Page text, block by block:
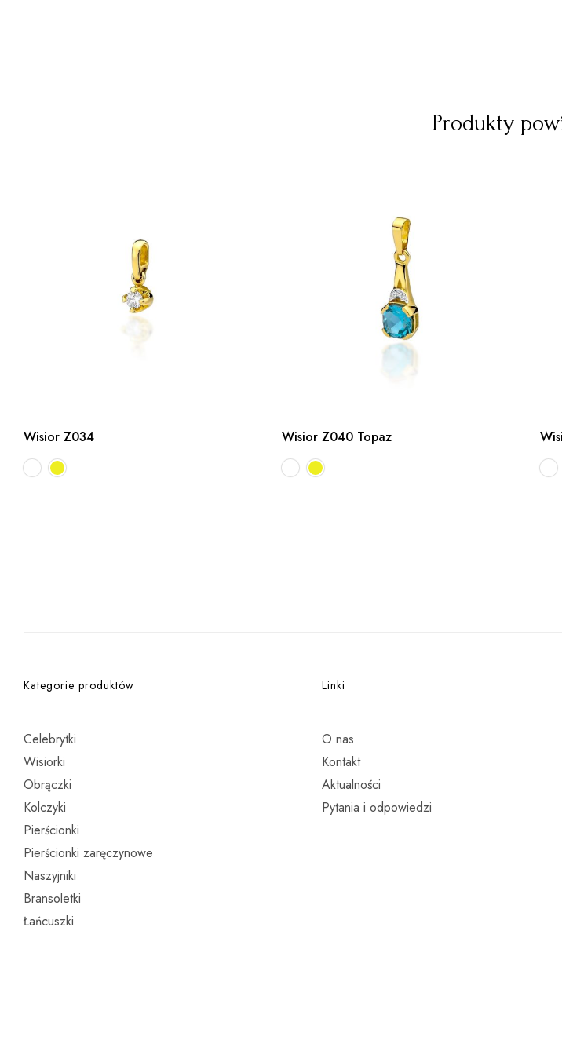
Produkty
Wisior Z034 Wisior Z040 Topaz
Kategorie produktów
Celebrytki
Wisiorki
Obrączki
Kolczyki
Pierścionki
Pierścionki zaręczynowe
Naszyjniki
Bransoletki
Łańcuszki
Linki
O nas
Kontakt
Aktualności
Pytania i odpowiedzi